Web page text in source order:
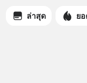
ล่าสุด ย